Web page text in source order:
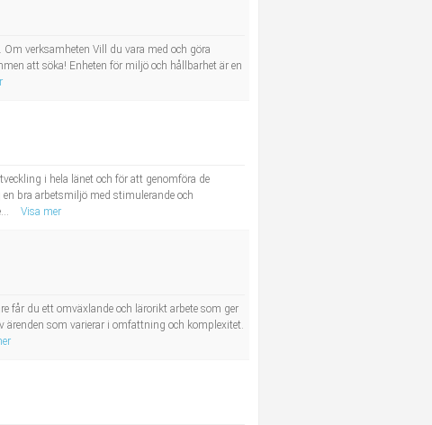
verksamheten Vill du vara med och göra
att söka! Enheten för miljö och hållbarhet är en
i hela länet och för att genomföra de
bra arbetsmiljö med stimulerande och
Visa mer
du ett omväxlande och lärorikt arbete som ger
som varierar i omfattning och komplexitet.